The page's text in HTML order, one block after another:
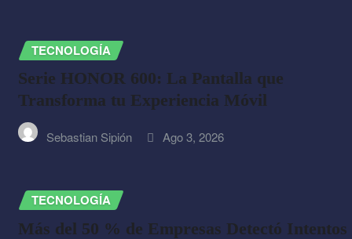
TECNOLOGÍA
Serie HONOR 600: La Pantalla que
Transforma tu Experiencia Móvil
Sebastian Sipión Ago 3, 2026
TECNOLOGÍA
Más del 50 % de Empresas Detectó Intentos